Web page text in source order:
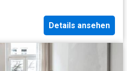
Details ansehen